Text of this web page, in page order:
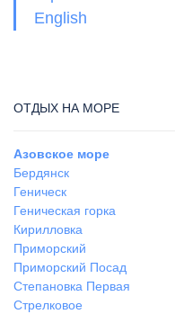
English
ОТДЫХ НА МОРЕ
Азовское море
Бердянск
Геническ
Геническая горка
Кирилловка
Приморский
Приморский Посад
Степановка Первая
Стрелковое